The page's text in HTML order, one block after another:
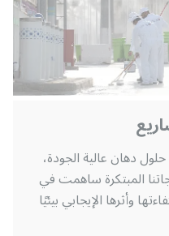
حلول دهان عالية الجودة،
المبتكرة ساهمت في
وأثرها الإيجابي بيئيًا